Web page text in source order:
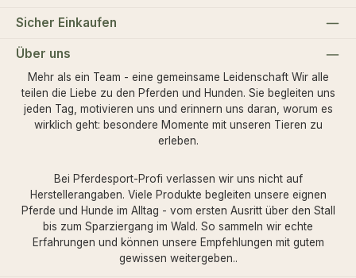
Sicher Einkaufen
Über uns
Mehr als ein Team - eine gemeinsame Leidenschaft Wir alle
teilen die Liebe zu den Pferden und Hunden. Sie begleiten uns
jeden Tag, motivieren uns und erinnern uns daran, worum es
wirklich geht: besondere Momente mit unseren Tieren zu
erleben.
Bei Pferdesport-Profi verlassen wir uns nicht auf
Herstellerangaben. Viele Produkte begleiten unsere eignen
Pferde und Hunde im Alltag - vom ersten Ausritt über den Stall
bis zum Sparziergang im Wald. So sammeln wir echte
Erfahrungen und können unsere Empfehlungen mit gutem
gewissen weitergeben..